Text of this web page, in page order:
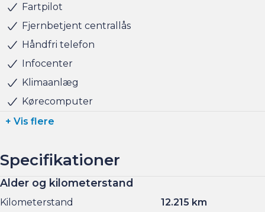
Fartpilot
Fjernbetjent centrallås
Håndfri telefon
Infocenter
Klimaanlæg
Kørecomputer
+ Vis flere
Specifikationer
Alder og kilometerstand
Kilometerstand
12.215 km